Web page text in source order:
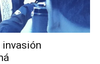
invasión